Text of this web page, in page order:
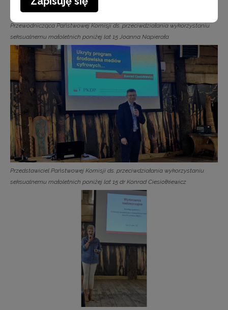
Przewodnicząca Państwowej Komisji ds. przeciwdziałania wykorzystaniu
seksualnemu małoletnich poniżej lat 15 Joanna Napierała
Przedstawiciel Państwowej Komisji ds. przeciwdziałania wykorzystaniu
seksualnemu małoletnich poniżej lat 15 dr Konrad Ciesiołkiewicz